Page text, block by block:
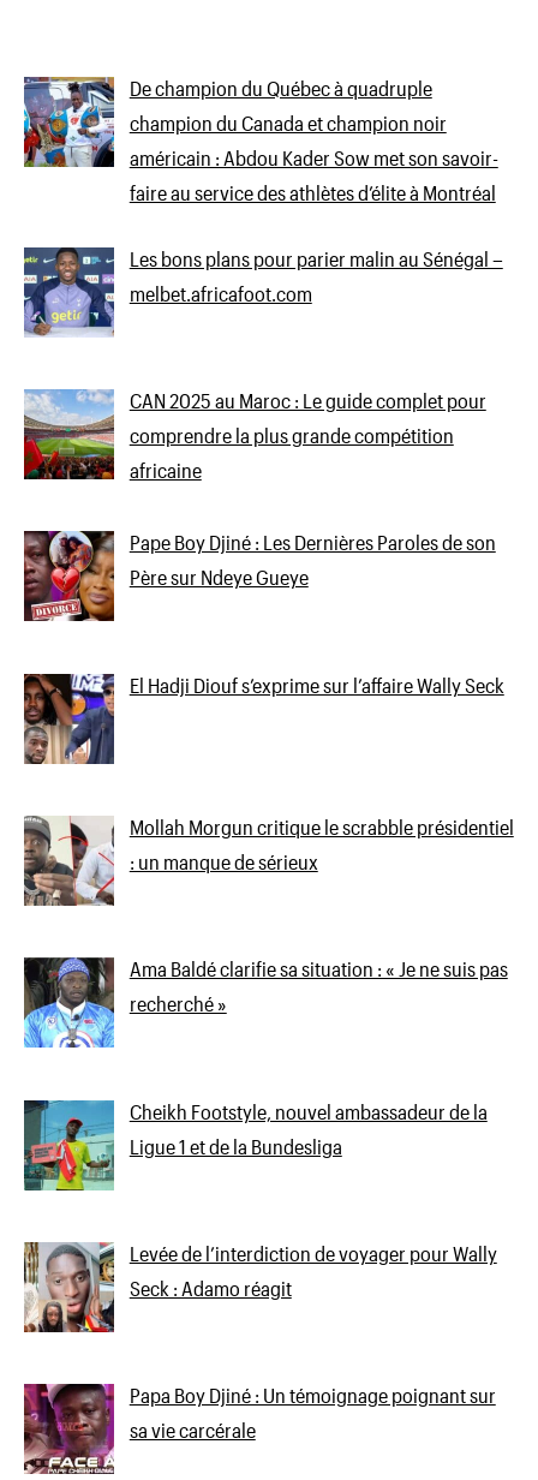
De champion du Québec à quadruple
champion du Canada et champion noir
américain : Abdou Kader Sow met son savoir-
faire au service des athlètes d’élite à Montréal
Les bons plans pour parier malin au Sénégal –
melbet.africafoot.com
CAN 2025 au Maroc : Le guide complet pour
comprendre la plus grande compétition
africaine
Pape Boy Djiné : Les Dernières Paroles de son
Père sur Ndeye Gueye
El Hadji Diouf s’exprime sur l’affaire Wally Seck
Mollah Morgun critique le scrabble présidentiel
: un manque de sérieux
Ama Baldé clarifie sa situation : « Je ne suis pas
recherché »
Cheikh Footstyle, nouvel ambassadeur de la
Ligue 1 et de la Bundesliga
Levée de l’interdiction de voyager pour Wally
Seck : Adamo réagit
Papa Boy Djiné : Un témoignage poignant sur
sa vie carcérale